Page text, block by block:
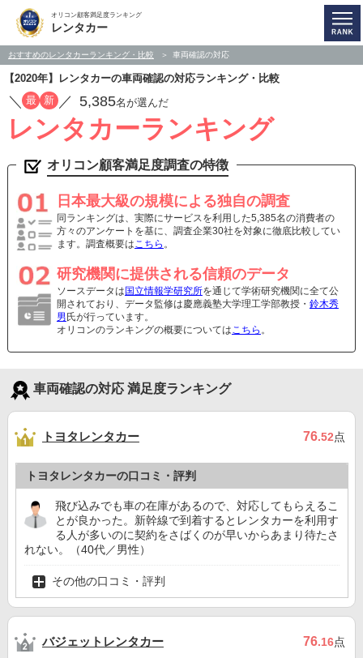
オリコン顧客満足度ランキング
レンタカー
おすすめのレンタカーランキング・比較 車両確認の対応
【2020年】レンタカーの車両確認の対応ランキング・比較
／ 最 新 ／ 5,385名が選んだ
レンタカーランキング
オリコン顧客満足度調査の特徴
日本最大級の規模による独自の調査
同ランキングは、実際にサービスを利用した5,385名の消費者の
方々のアンケートを基に、調査企業30社を対象に徹底比較してい
ます。調査概要はこちら 。
研究機関に提供される信頼のデータ
ソースデータは 国立情報学研究所を通じて学術研究機関に全て公
開されており、データ監修は慶應義塾大学理工学部教授・ 鈴木秀
男 氏が行っています。
オリコンのランキングの概要についてはこちら 。
車両確認の対応 満足度ランキング
トヨタレンタカー 76.52点
トヨタレンタカーの口コミ・評判
飛び込みでも車の在庫があるので、対応してもらえるこ
とが良かった。新幹線で到着するとレンタカーを利用す
る人が多いのに契約をさばくのが早いからあまり待たさ
れない。（40代／男性）
その他の口コミ・評判
バジェットレンタカー 76.16点